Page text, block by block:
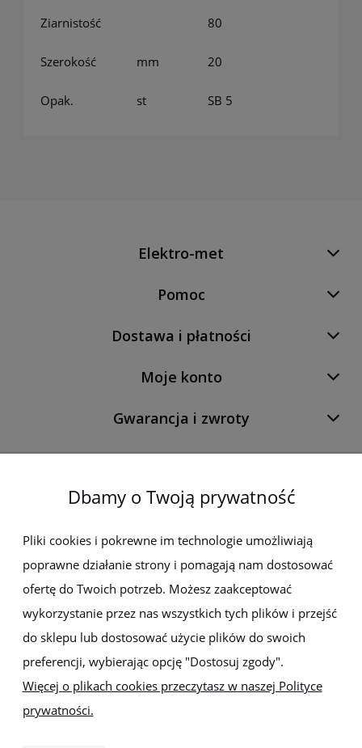
Ziarnistość 80
Szerokość mm 20
Opak. st SB 5
Elektro-met
Pomoc
Dostawa i płatności
Moje konto
Gwarancja i zwroty
O firmie
Newsletter
Zapisz się do newslettera, aby być na bieżąco z nowościami i
promocjami
Dbamy o Twoją prywatność
Pliki cookies i pokrewne im technologie umożliwiają
poprawne działanie strony i pomagają nam dostosować
ofertę do Twoich potrzeb. Możesz zaakceptować
wykorzystanie przez nas wszystkich tych plików i przejść
do sklepu lub dostosować użycie plików do swoich
preferencji, wybierając opcję "Dostosuj zgody".
Więcej o plikach cookies przeczytasz w naszej Polityce
prywatności.